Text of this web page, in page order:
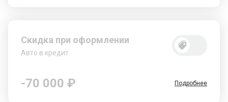
Скидка при оформлении
Авто в кредит
-70 000 ₽ Подробнее